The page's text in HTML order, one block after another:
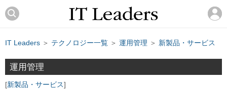
IT Leaders ＞ テクノロジー一覧 ＞ 運用管理 ＞ 新製品・サービス
運用管理
新製品・サービス